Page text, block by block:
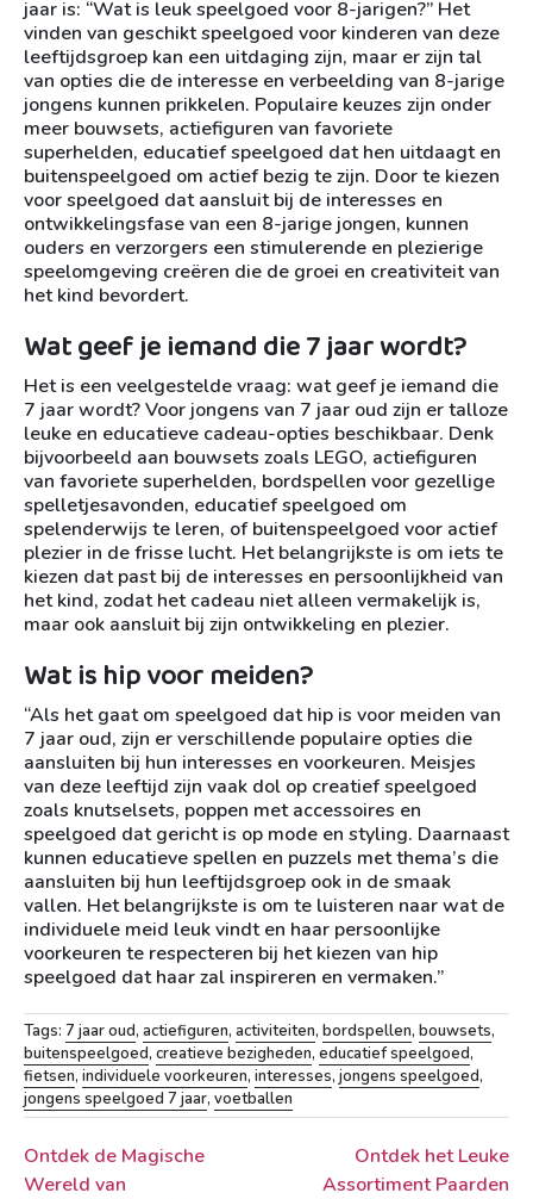
jaar is: “Wat is leuk speelgoed voor 8-jarigen?” Het
vinden van geschikt speelgoed voor kinderen van deze
leeftijdsgroep kan een uitdaging zijn, maar er zijn tal
van opties die de interesse en verbeelding van 8-jarige
jongens kunnen prikkelen. Populaire keuzes zijn onder
meer bouwsets, actiefiguren van favoriete
superhelden, educatief speelgoed dat hen uitdaagt en
buitenspeelgoed om actief bezig te zijn. Door te kiezen
voor speelgoed dat aansluit bij de interesses en
ontwikkelingsfase van een 8-jarige jongen, kunnen
ouders en verzorgers een stimulerende en plezierige
speelomgeving creëren die de groei en creativiteit van
het kind bevordert.
Wat geef je iemand die 7 jaar wordt?
Het is een veelgestelde vraag: wat geef je iemand die
7 jaar wordt? Voor jongens van 7 jaar oud zijn er talloze
leuke en educatieve cadeau-opties beschikbaar. Denk
bijvoorbeeld aan bouwsets zoals LEGO, actiefiguren
van favoriete superhelden, bordspellen voor gezellige
spelletjesavonden, educatief speelgoed om
spelenderwijs te leren, of buitenspeelgoed voor actief
plezier in de frisse lucht. Het belangrijkste is om iets te
kiezen dat past bij de interesses en persoonlijkheid van
het kind, zodat het cadeau niet alleen vermakelijk is,
maar ook aansluit bij zijn ontwikkeling en plezier.
Wat is hip voor meiden?
“Als het gaat om speelgoed dat hip is voor meiden van
7 jaar oud, zijn er verschillende populaire opties die
aansluiten bij hun interesses en voorkeuren. Meisjes
van deze leeftijd zijn vaak dol op creatief speelgoed
zoals knutselsets, poppen met accessoires en
speelgoed dat gericht is op mode en styling. Daarnaast
kunnen educatieve spellen en puzzels met thema’s die
aansluiten bij hun leeftijdsgroep ook in de smaak
vallen. Het belangrijkste is om te luisteren naar wat de
individuele meid leuk vindt en haar persoonlijke
voorkeuren te respecteren bij het kiezen van hip
speelgoed dat haar zal inspireren en vermaken.”
Tags: 7 jaar oud, actiefiguren, activiteiten, bordspellen, bouwsets,
buitenspeelgoed, creatieve bezigheden, educatief speelgoed,
fietsen, individuele voorkeuren, interesses, jongens speelgoed,
jongens speelgoed 7 jaar, voetballen
Berichtnavigatie
Ontdek de Magische
Wereld van
Ontdek het Leuke
Assortiment Paarden